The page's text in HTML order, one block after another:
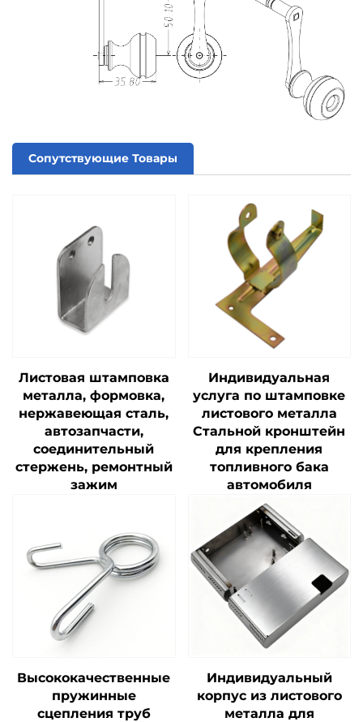
Сопутствующие Товары
Листовая штамповка
металла, формовка,
нержавеющая сталь,
автозапчасти,
соединительный
стержень, ремонтный
зажим
Индивидуальная
услуга по штамповке
листового металла
Стальной кронштейн
для крепления
топливного бака
автомобиля
Высококачественные
пружинные
сцепления труб
Индивидуальный
корпус из листового
металла для